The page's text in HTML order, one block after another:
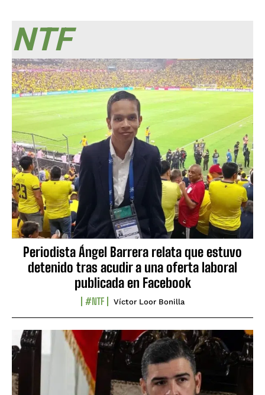
NTF
Periodista Ángel Barrera relata que estuvo
detenido tras acudir a una oferta laboral
publicada en Facebook
#NTF Víctor Loor Bonilla